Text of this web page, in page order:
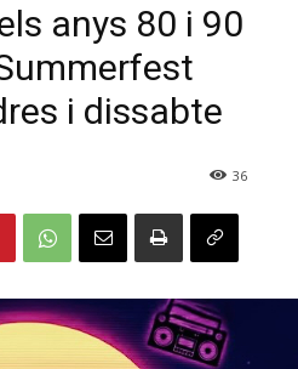
anys 80 i 90
i dissabte
36